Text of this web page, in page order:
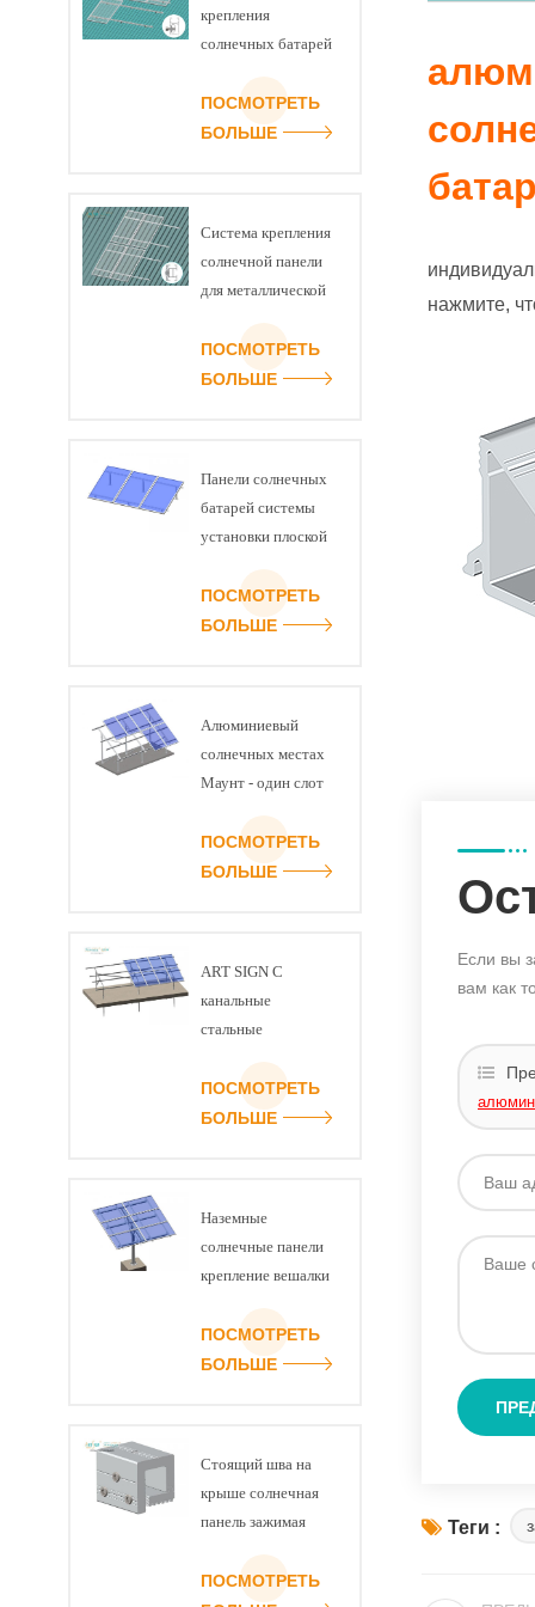
нажмите,
Если вы
вам как
Теги :
крепления
солнечных батарей
черепичной крыше
ПОСМОТРЕТЬ
БОЛЬШЕ
Система крепления
солнечной панели
для металлической
ПОСМОТРЕТЬ
БОЛЬШЕ
Панели солнечных
батарей системы
установки плоской
регулируемый угол
наклона комплект
ПОСМОТРЕТЬ
БОЛЬШЕ
Алюминиевый
солнечных местах
Маунт - один слот
ПОСМОТРЕТЬ
БОЛЬШЕ
ART SIGN C
канальные
стальные
монтажные
кронштейны для
ПОСМОТРЕТЬ
БОЛЬШЕ
Наземные
солнечные панели
крепление вешалки
ПОСМОТРЕТЬ
БОЛЬШЕ
Стоящий шва на
крыше солнечная
панель зажимая
ПОСМОТРЕТЬ